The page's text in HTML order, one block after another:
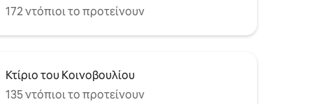
172 ντόπιοι το προτείνουν
Κτίριο του Κοινοβουλίου
135 ντόπιοι το προτείνουν